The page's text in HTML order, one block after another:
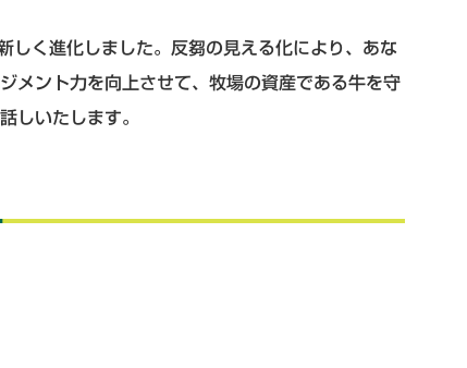
しく進化しました。反芻の見える化により、あな
メント力を向上させて、牧場の資産である牛を守
しいたします。